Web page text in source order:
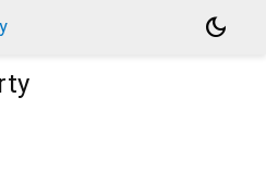
dark_mode